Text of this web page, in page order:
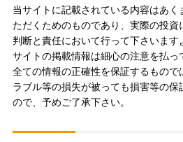
当サイトに記載されている内容はあ
ただくためのものであり、実際の投
判断と責任において行って下さいます
サイトの掲載情報は細心の注意を払っ
全ての情報の正確性を保証するもので
ラブル等の損失が被っても損害等の
ので、予めご了承下さい。